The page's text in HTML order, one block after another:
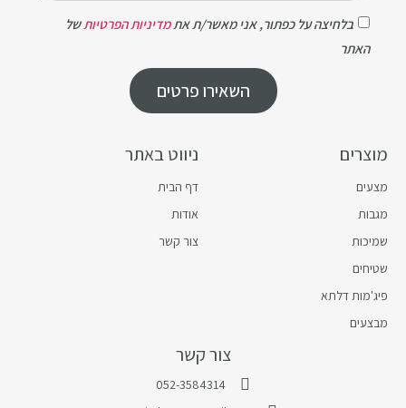
צור קשר
052-3584314
ניווט באתר
דף הבית
אודות
צור קשר
מוצרים
מצעים
מגבות
שמיכות
שטיחים
פיג'מות דלתא
מבצעים
בלחיצה על כפתור, אני מאשר/ת אתמדיניות הפרטיותשל
האתר
השאירו פרטים